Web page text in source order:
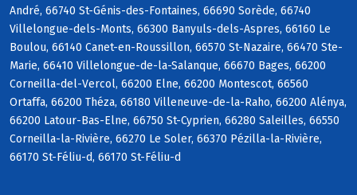
André, 66740 St-Génis-des-Fontaines, 66690 Sorède, 66740
Villelongue-dels-Monts, 66300 Banyuls-dels-Aspres, 66160 Le
Boulou, 66140 Canet-en-Roussillon, 66570 St-Nazaire, 66470 Ste-
Marie, 66410 Villelongue-de-la-Salanque, 66670 Bages, 66200
Corneilla-del-Vercol, 66200 Elne, 66200 Montescot, 66560
Ortaffa, 66200 Théza, 66180 Villeneuve-de-la-Raho, 66200 Alénya,
66200 Latour-Bas-Elne, 66750 St-Cyprien, 66280 Saleilles, 66550
Corneilla-la-Rivière, 66270 Le Soler, 66370 Pézilla-la-Rivière,
66170 St-Féliu-d, 66170 St-Féliu-d